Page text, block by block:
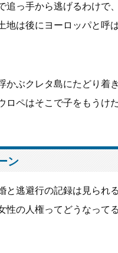
追っ手から逃げるわけで
地は後にヨーロッパと呼
かぶクレタ島にたどり着
ロペはそこで子をもうけた
ン
と逃避行の記録は見られ
性の人権ってどうなって